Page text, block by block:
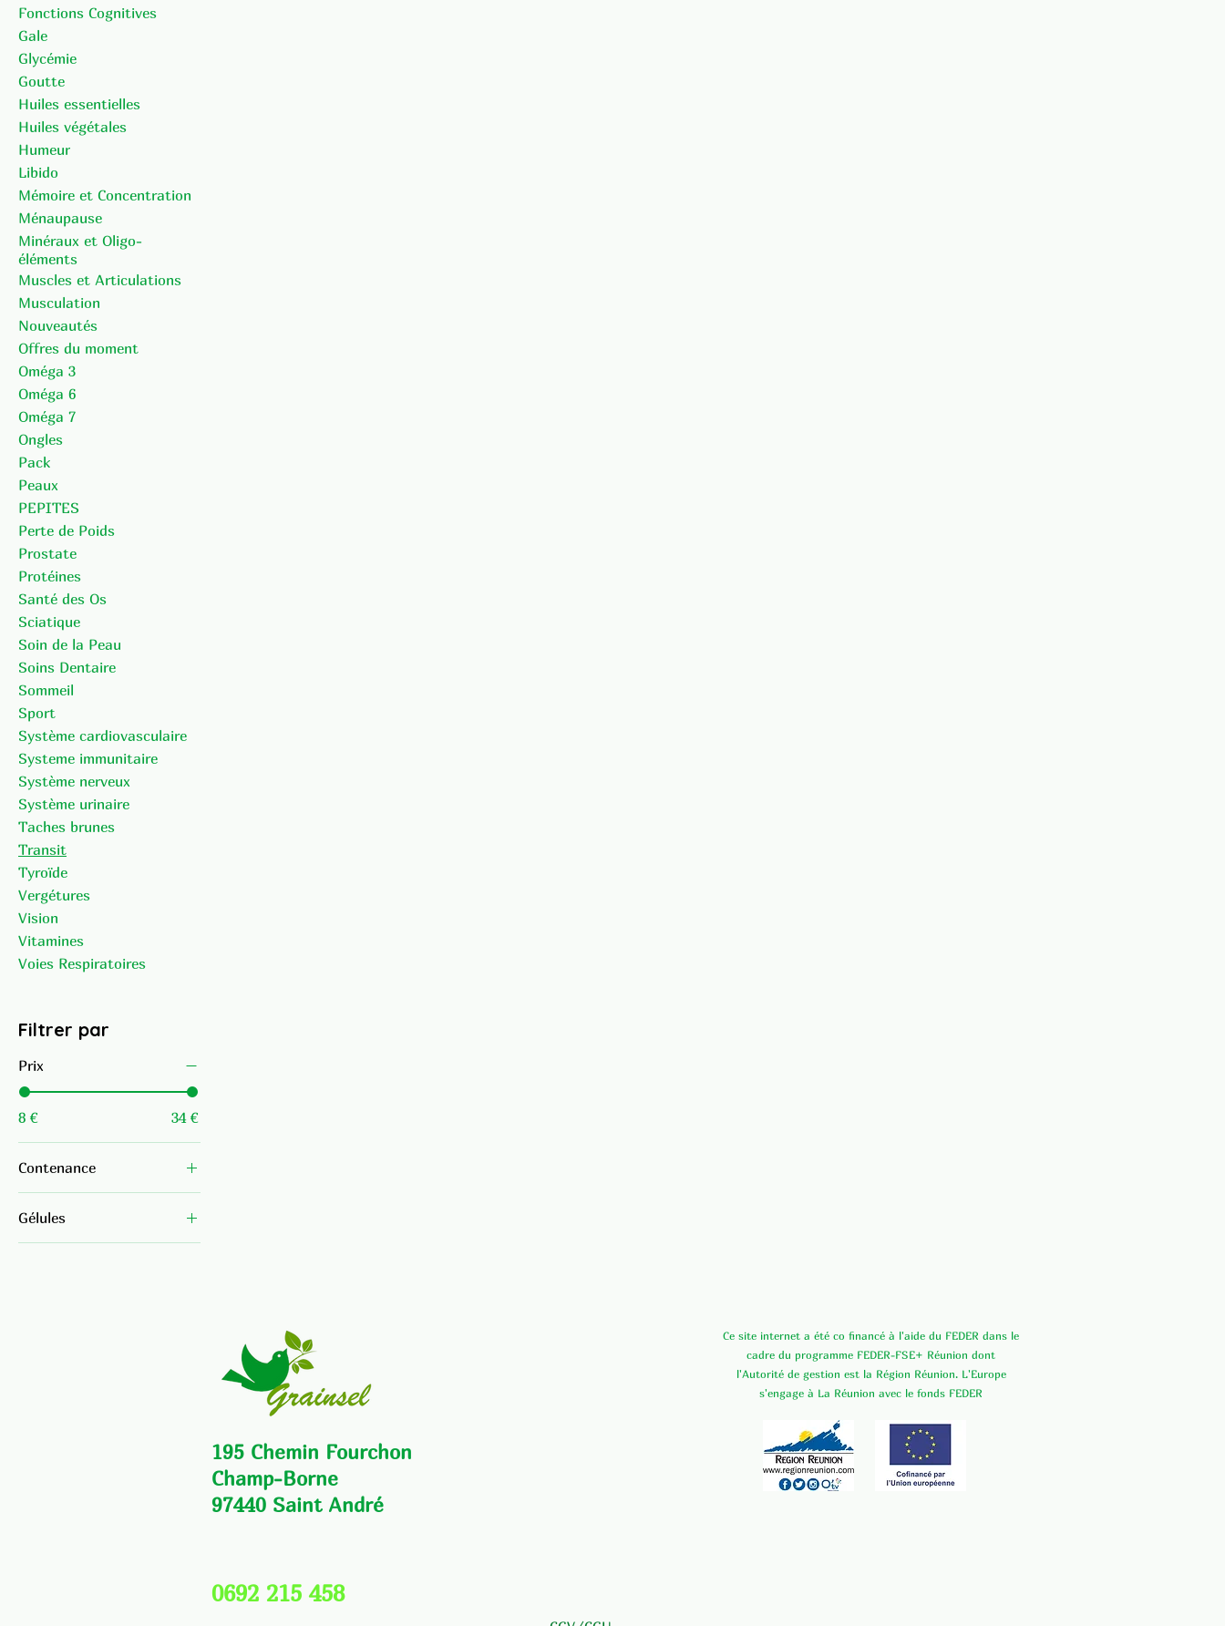
Fonctions Cognitives
Gale
Glycémie
Goutte
Huiles essentielles
Huiles végétales
Humeur
Libido
Mémoire et Concentration
Ménaupause
Minéraux et Oligo-
éléments
Muscles et Articulations
Musculation
Nouveautés
Offres du moment
Oméga 3
Oméga 6
Oméga 7
Ongles
Pack
Peaux
PEPITES
Perte de Poids
Prostate
Protéines
Santé des Os
Sciatique
Soin de la Peau
Soins Dentaire
Sommeil
Sport
Système cardiovasculaire
Systeme immunitaire
Système nerveux
Système urinaire
Taches brunes
Transit
Tyroïde
Vergétures
Vision
Vitamines
Voies Respiratoires
Filtrer par
Prix
8 € 34 €
Contenance
200g
Gélules
195 Chemin Fourchon
Champ-Borne
97440 Saint André
Ce site internet a été co financé à l'aide du FEDER dans le
cadre du programme FEDER-FSE+ Réunion dont
l'Autorité de gestion est la Région Réunion. L'Europe
s'engage à La Réunion avec le fonds FEDER
0692 215 458